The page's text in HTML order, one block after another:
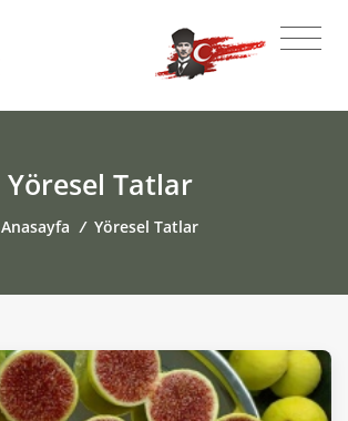
Yöresel Tatlar
Anasayfa / Yöresel Tatlar